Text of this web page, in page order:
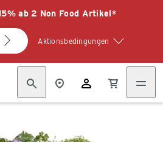
ab 2 Non Food Artikel*
Aktionsbedingungen